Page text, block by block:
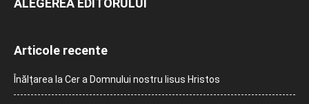
ALEGEREA EDITORULUI
Articole recente
Înălțarea la Cer a Domnului nostru Iisus Hristos